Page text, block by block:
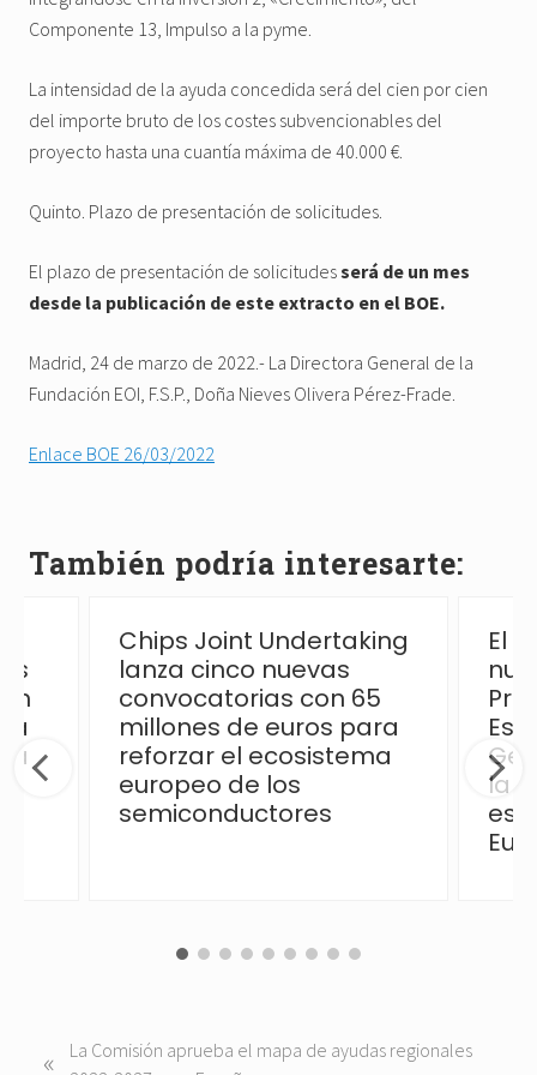
Componente 13, Impulso a la pyme.
La intensidad de la ayuda concedida será del cien por cien
del importe bruto de los costes subvencionables del
proyecto hasta una cuantía máxima de 40.000 €.
Quinto. Plazo de presentación de solicitudes.
El plazo de presentación de solicitudesserá de un mes
desde la publicación de este extracto en el BOE.
Madrid, 24 de marzo de 2022.- La Directora General de la
Fundación EOI, F.S.P., Doña Nieves Olivera Pérez-Frade.
Enlace BOE 26/03/2022
También podría interesarte:
Chips Joint Undertaking
lanza cinco nuevas
convocatorias con 65
millones de euros para
reforzar el ecosistema
europeo de los
semiconductores
El
la
«
La Comisión aprueba el mapa de ayudas regionales